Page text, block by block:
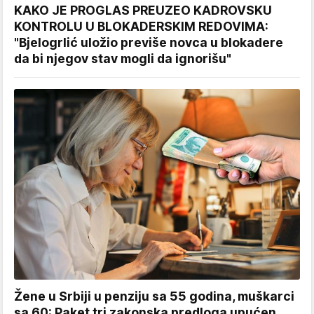
KAKO JE PROGLAS PREUZEO KADROVSKU
KONTROLU U BLOKADERSKIM REDOVIMA:
"Bjelogrlić uložio previše novca u blokadere
da bi njegov stav mogli da ignorišu"
Žene u Srbiji u penziju sa 55 godina, muškarci